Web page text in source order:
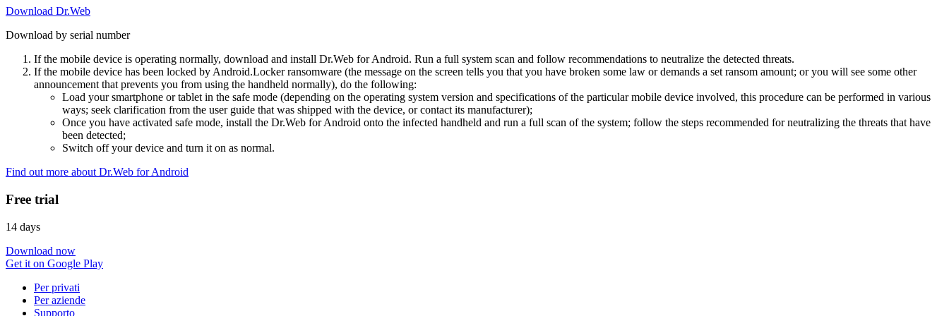
Download Dr.Web
Download by serial number
If the mobile device is operating normally, download and install Dr.Web for Android. Run a full system scan and follow recommendations to neutralize the detected threats.
If the mobile device has been locked by Android.Locker ransomware (the message on the screen tells you that you have broken some law or demands a set ransom amount; or you will see some other
announcement that prevents you from using the handheld normally), do the following:
Load your smartphone or tablet in the safe mode (depending on the operating system version and specifications of the particular mobile device involved, this procedure can be performed in various
ways; seek clarification from the user guide that was shipped with the device, or contact its manufacturer);
Once you have activated safe mode, install the Dr.Web for Android onto the infected handheld and run a full scan of the system; follow the steps recommended for neutralizing the threats that have
been detected;
Switch off your device and turn it on as normal.
Find out more about Dr.Web for Android
Free trial
14 days
Download now
Get it on Google Play
Per privati
Per aziende
Supporto